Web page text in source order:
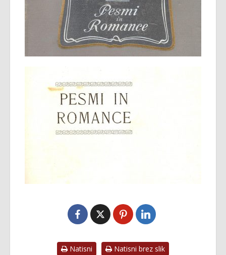
Natisni Natisni brez slik